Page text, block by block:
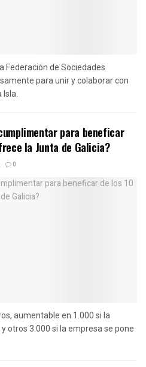
Federación de Sociedades
para unir y colaborar con
para beneficar
la Junta de Galicia?
0
aumentable en 1.000 si la
otros 3.000 si la empresa se pone